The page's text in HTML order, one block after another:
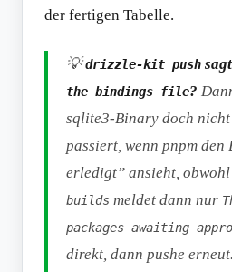
der fertigen Tabelle.
💡drizzle-kit push sagt
the bindings file?
sqlite3-Binary doch nicht
passiert, wenn pnpm den
erledigt” ansieht,
builds meldet dann nur
packages awaiting
direkt, dann pushe